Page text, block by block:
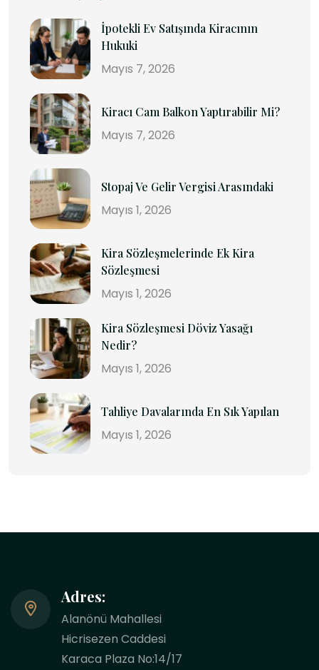
İpotekli Ev Satışında Kiracının
Hukuki
Mayıs 7, 2026
Kiracı Cam Balkon Yaptırabilir Mi?
Mayıs 7, 2026
Stopaj Ve Gelir Vergisi Arasındaki
Mayıs 1, 2026
Kira Sözleşmelerinde Ek Kira
Sözleşmesi
Mayıs 1, 2026
Kira Sözleşmesi Döviz Yasağı
Nedir?
Mayıs 1, 2026
Tahliye Davalarında En Sık Yapılan
Mayıs 1, 2026
Adres:
Alanönü Mahallesi
Hicrisezen Caddesi
Karaca Plaza No:14/17